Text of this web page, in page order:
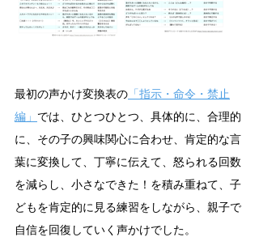
最初の声かけ変換表の 「指示・命令・禁止
編」 では、ひとつひとつ、具体的に、合理的
に、その子の興味関心に合わせ、肯定的な言
葉に変換して、丁寧に伝えて、怒られる回数
を減らし、小さなできた！を積み重ねて、子
どもを肯定的に見る練習をしながら、親子で
自信を回復していく声かけでした。